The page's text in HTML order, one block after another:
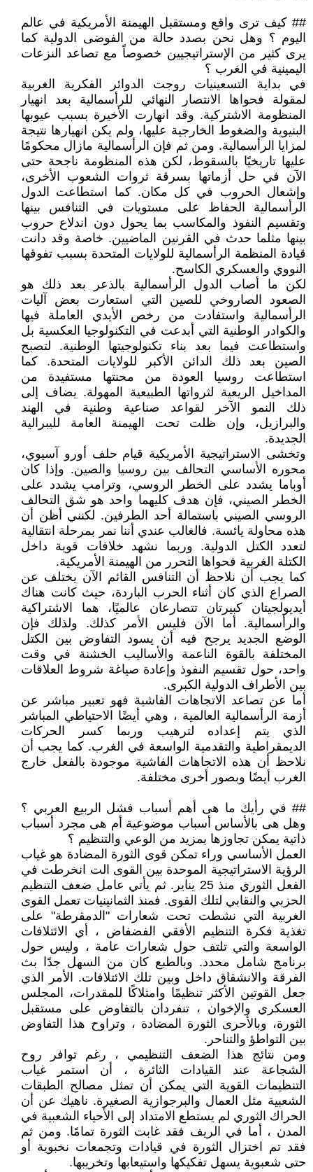
## كيف ترى واقع ومستقبل الهيمنة الأمريكية في عالم
اليوم ؟ وهل نحن بصدد حالة من الفوضى الدولية كما
يرى كثير من الإستراتيجيين خصوصاً مع تصاعد النزعات
اليمينية في الغرب ؟
في بداية التسعينيات روجت الدوائر الفكرية الغربية
لمقولة فحواها الانتصار النهائي للرأسمالية بعد انهيار
المنظومة الاشتركية. وقد انهارت الأخيرة بسبب عيوبها
البنيوية والضغوط الخارجية عليها، ولم يكن انهيارها نتيجة
لمزايا الرأسمالية. ومن ثم فإن الرأسمالية مازال محكومًا
عليها تاريخيًا بالسقوط، لكن هذه المنظومة ناجحة حتى
الآن في حل أزماتها بسرقة ثروات الشعوب الأخرى،
وإشعال الحروب في كل مكان. كما استطاعت الدول
الرأسمالية الحفاظ على مستويات في التنافس بينها
وتقسيم النفوذ والمكاسب بما يحول دون اندلاع حروب
بينها مثلما حدث في القرنين الماضيين. خاصة وقد دانت
قيادة المنظمة الرأسمالية للولايات المتحدة بسبب تفوقها
النووي والعسكري الكاسح.
لكن ما أصاب الدول الرأسمالية بالذعر بعد ذلك هو
الصعود الصاروخي للصين التي استعارت بعض آليات
الرأسمالية واستفادت من رخص الأيدي العاملة فيها
والكوادر الوطنية التي أبدعت في التكنولوجيا العكسية بل
واستطاعت فيما بعد بناء تكنولوجيتها الوطنية. لتصبح
الصين بعد ذلك الدائن الأكبر للولايات المتحدة. كما
استطاعت روسيا العودة من محنتها مستفيدة من
المداخيل الريعية لثرواتها الطبيعية المهولة. يضاف إلى
ذلك النمو الآخر لقواعد صناعية وطنية في الهند
والبرازيل، وإن ظلت تحت الهيمنة العامة لليبرالية
الجديدة.
وتخشى الاستراتيجية الأمريكية قيام حلف أورو آسيوي،
محوره الأساسي التحالف بين روسيا والصين. وإذا كان
أوباما يشدد على الخطر الروسي، وترامب يشدد على
الخطر الصيني، فإن هدف كليهما واحد هو شق التحالف
الروسي الصيني باستمالة أحد الطرفين. لكنني أظن أن
هذه محاولة يائسة. فالغالب عندي أننا نمر بمرحلة انتقالية
لتعدد الكتل الدولية. وربما نشهد خلافات قوية داخل
الكتلة الغربية فحواها التحرر من الهيمنة الأمريكية.
كما يجب أن نلاحظ أن التنافس القائم الآن يختلف عن
الصراع الذي كان أثناء الحرب الباردة، حيث كانت هناك
أيديولجيتان كبيرتان تتصارعان عالميًا، هما الاشتراكية
والرأسمالية. أما الآن فليس الأمر كذلك. ولذلك فإن
الوضع الجديد يرجح فيه أن يسود التفاوض بين الكتل
المختلفة بالقوة الناعمة والأساليب الخشنة في وقت
واحد، حول تقسيم النفوذ وإعادة صياغة شروط العلاقات
بين الأطراف الدولية الكبرى.
أما عن تصاعد الاتجاهات الفاشية فهو تعبير مباشر عن
أزمة الرأسمالية العالمية ، وهي أيضًا الاحتياطي المباشر
الذي يتم إعداده لترهيب وربما كسر الحركات
الديمقراطية والتقدمية الواسعة في الغرب. كما يجب أن
نلاحظ أن هذه الاتجاهات الفاشية موجودة بالفعل خارج
الغرب أيضًا وبصور أخرى مختلفة.
## في رأيك ما هى أهم أسباب فشل الربيع العربي ؟
وهل هى بالأساس أسباب موضوعية أم هى مجرد أسباب
ذاتية يمكن تجاوزها بمزيد من الوعي والتنظيم ؟
العمل الأساسي وراء تمكن قوى الثورة المضادة هو غياب
الرؤية الاستراتيجية الموحدة بين القوى الت انخرطت في
الفعل الثوري منذ 25 يناير. ثم يأتي عامل ضعف التنظيم
الحزبي والنقابي لتلك القوى. فمنذ الثمانينيات تعمل القوى
الغربية التي نشطت تحت شعارات "الدمقرطة" على
تغذية فكرة التنظيم الأفقي الفضفاض ، أي الائتلافات
الواسعة والتي تلتف حول شعارات عامة ، وليس حول
برنامج شامل محدد. وبالطبع كان من السهل جدًا بث
الفرقة والانشقاق داخل وبين تلك الائتلافات. الأمر الذي
جعل القوتين الأكثر تنظيمًا وامتلاكًا للمقدرات، المجلس
العسكري والإخوان ، تنفردان بالتفاوض على مستقبل
الثورة، وبالأحرى الثورة المضادة ، وتراوح هذا التفاوض
بين التواطؤ والتناحر.
ومن نتائج هذا الضعف التنظيمي ، رغم توافر روح
الشجاعة عند القيادات الثائرة ، أن استمر غياب
التنظيمات القوية التي يمكن أن تمثل مصالح الطبقات
الشعبية مثل العمال والبرجوازية الصغيرة. ناهيك عن أن
الحراك الثوري لم يستطع الامتداد إلى الأحياء الشعبية في
المدن ، أما في الريف فقد غابت الثورة تمامًا. ومن ثم
فقد تم اختزال الثورة في قيادات وتجمعات نخبوية أو
حتى شعبوية يسهل تفكيكها واستيعابها وتخريبها.